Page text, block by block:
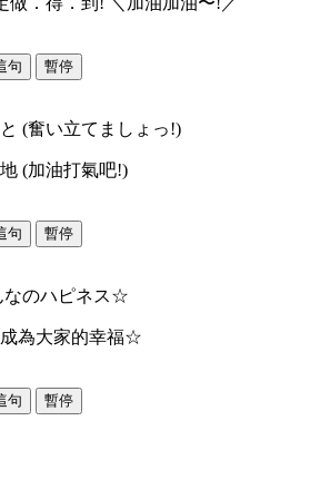
句 暫停
(奮い立てましょっ!)
(加油打氣吧!)
句 暫停
なのハピネス☆
為大家的幸福☆
句 暫停